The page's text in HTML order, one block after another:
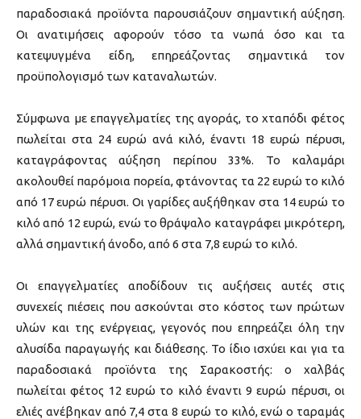
παραδοσιακά προϊόντα παρουσιάζουν σημαντική αύξηση.
Οι ανατιμήσεις αφορούν τόσο τα νωπά όσο και τα
κατεψυγμένα είδη, επηρεάζοντας σημαντικά τον
προϋπολογισμό των καταναλωτών.
Σύμφωνα με επαγγελματίες της αγοράς, το χταπόδι φέτος
πωλείται στα 24 ευρώ ανά κιλό, έναντι 18 ευρώ πέρυσι,
καταγράφοντας αύξηση περίπου 33%. Το καλαμάρι
ακολουθεί παρόμοια πορεία, φτάνοντας τα 22 ευρώ το κιλό
από 17 ευρώ πέρυσι. Οι γαρίδες αυξήθηκαν στα 14 ευρώ το
κιλό από 12 ευρώ, ενώ το θράψαλο καταγράφει μικρότερη,
αλλά σημαντική άνοδο, από 6 στα 7,8 ευρώ το κιλό.
Οι επαγγελματίες αποδίδουν τις αυξήσεις αυτές στις
συνεχείς πιέσεις που ασκούνται στο κόστος των πρώτων
υλών και της ενέργειας, γεγονός που επηρεάζει όλη την
αλυσίδα παραγωγής και διάθεσης. Το ίδιο ισχύει και για τα
παραδοσιακά προϊόντα της Σαρακοστής: ο χαλβάς
πωλείται φέτος 12 ευρώ το κιλό έναντι 9 ευρώ πέρυσι, οι
ελιές ανέβηκαν από 7,4 στα 8 ευρώ το κιλό, ενώ ο ταραμάς